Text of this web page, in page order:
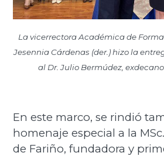
La vicerrectora Académica de
Jesennia Cárdenas (der.) hizo la
al Dr. Julio Bermúdez,
En este marco, se rindió
homenaje especial a la
de Fariño, fundadora y